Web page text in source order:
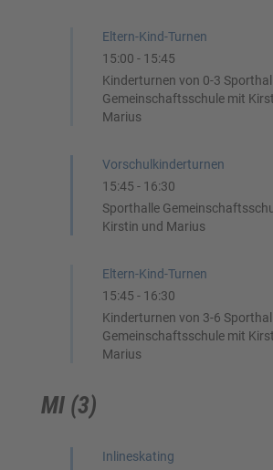
Eltern-Kind-Turnen
15:00 - 15:45
Kinderturnen von 0-3
Gemeinschaftsschule mit
Marius
Vorschulkinderturnen
15:45 - 16:30
Sporthalle
Kirstin und Marius
Eltern-Kind-Turnen
15:45 - 16:30
Kinderturnen von 3-6
Gemeinschaftsschule mit
Marius
MI (3)
Inlineskating